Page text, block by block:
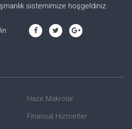
sistemimize hoşgeldiniz.
Hazır Makrolar
Finansal Hizmetler